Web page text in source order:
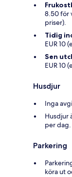
8.50 för
priser).
Tidig
EUR 10
Sen
EUR 10
Husdjur
Inga
Husdjur
per dag.
Parkering
köra ut